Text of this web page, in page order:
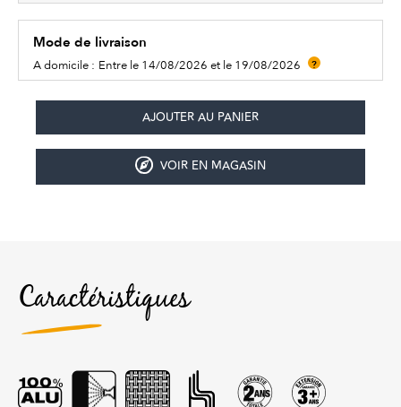
Mode de livraison
A domicile : Entre le 14/08/2026 et le 19/08/2026 ?
VOIR EN MAGASIN
Caractéristiques